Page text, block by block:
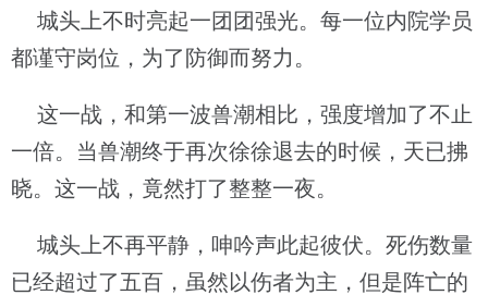
城头上不时亮起一团团强光。每一位内院学员
都谨守岗位，为了防御而努力。
这一战，和第一波兽潮相比，强度增加了不止
一倍。当兽潮终于再次徐徐退去的时候，天已拂
晓。这一战，竟然打了整整一夜。
城头上不再平静，呻吟声此起彼伏。死伤数量
已经超过了五百，虽然以伤者为主，但是阵亡的